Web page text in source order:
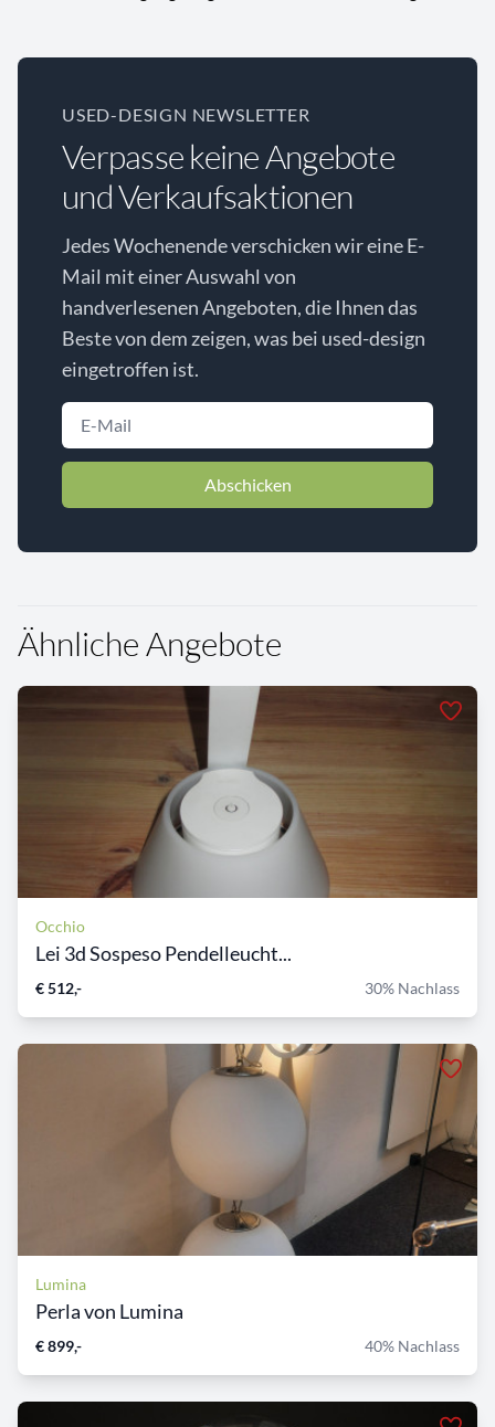
USED-DESIGN NEWSLETTER
Verpasse keine Angebote
und Verkaufsaktionen
Jedes Wochenende verschicken wir eine E-
Mail mit einer Auswahl von
handverlesenen Angeboten, die Ihnen das
Beste von dem zeigen, was bei used-design
eingetroffen ist.
Abschicken
Ähnliche Angebote
Occhio
Lei 3d Sospeso Pendelleucht...
€ 512,- 30% Nachlass
Lumina
Perla von Lumina
€ 899,- 40% Nachlass